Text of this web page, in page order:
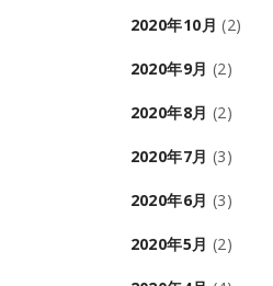
2020年10月 (2)
2020年9月 (2)
2020年8月 (2)
2020年7月 (3)
2020年6月 (3)
2020年5月 (2)